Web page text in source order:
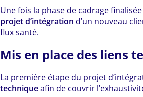
Une fois la phase de cadrage
projet d’intégration d’un nouveau
flux santé.
Mis en place des liens
La première étape du projet
techniqueafin de couvrir